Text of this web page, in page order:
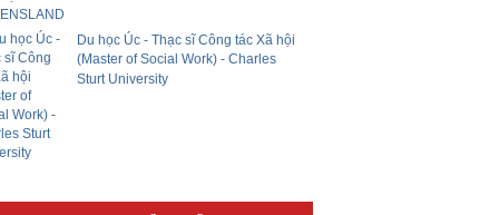
Du học Úc - Thạc sĩ Công tác Xã hội
(Master of Social Work) - Charles
Sturt University